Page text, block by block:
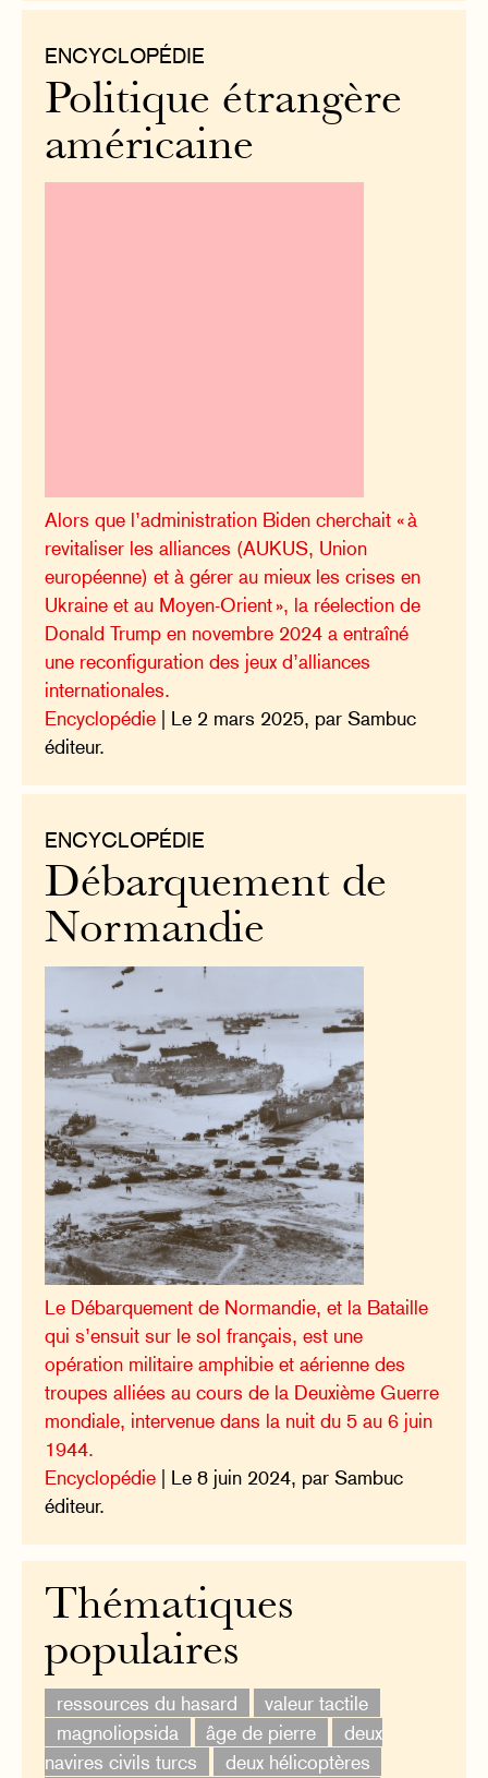
ENCYCLOPÉDIE
Politique étrangère
américaine
Alors que l’administration Biden cherchait « à
revitaliser les alliances (AUKUS, Union
européenne) et à gérer au mieux les crises en
Ukraine et au Moyen-Orient », la réelection de
Donald Trump en novembre 2024 a entraîné
une reconfiguration des jeux d’alliances
internationales.
Encyclopédie | Le 2 mars 2025, par Sambuc
éditeur.
ENCYCLOPÉDIE
Débarquement de
Normandie
Le Débarquement de Normandie, et la Bataille
qui s’ensuit sur le sol français, est une
opération militaire amphibie et aérienne des
troupes alliées au cours de la Deuxième Guerre
mondiale, intervenue dans la nuit du 5 au 6 juin
1944.
Encyclopédie | Le 8 juin 2024, par Sambuc
éditeur.
Thématiques
populaires
ressources du hasard
valeur tactile
magnoliopsida
âge de pierre
deux
navires civils turcs
deux hélicoptères